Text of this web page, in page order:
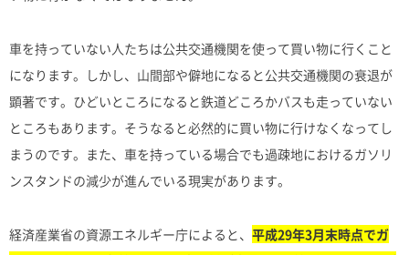
車を持っていない人たちは公共交通機関を使って買い物に行くこと
になります。しかし、山間部や僻地になると公共交通機関の衰退が
顕著です。ひどいところになると鉄道どころかバスも走っていない
ところもあります。そうなると必然的に買い物に行けなくなってし
まうのです。また、車を持っている場合でも過疎地におけるガソリ
ンスタンドの減少が進んでいる現実があります。
経済産業省の資源エネルギー庁によると、 平成29年3月末時点でガ